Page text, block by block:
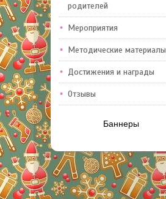
родителей
Мероприятия
Методические материалы
Достижения и награды
Отзывы
Баннеры